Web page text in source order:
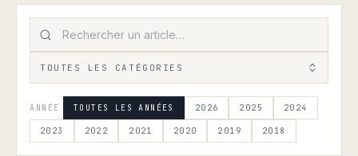
TOUTES LES CATÉGORIES
ANNÉE TOUTES LES ANNÉES 2026 2025 2024
2023 2022 2021 2020 2019 2018